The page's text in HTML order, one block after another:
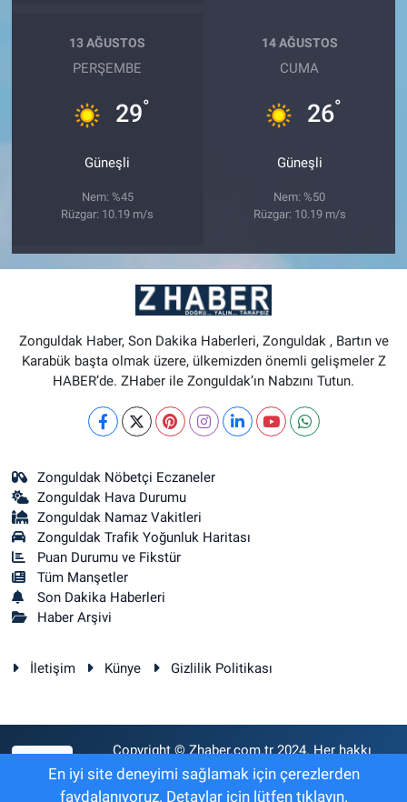
13 AĞUSTOS
PERŞEMBE
29°
Güneşli
Nem: %45
Rüzgar: 10.19 m/s
14 AĞUSTOS
CUMA
26°
Güneşli
Nem: %50
Rüzgar: 10.19 m/s
Zonguldak Haber, Son Dakika Haberleri, Zonguldak , Bartın ve
Karabük başta olmak üzere, ülkemizden önemli gelişmeler Z
HABER’de. ZHaber ile Zonguldak’ın Nabzını Tutun.
Zonguldak Nöbetçi Eczaneler
Zonguldak Hava Durumu
Zonguldak Namaz Vakitleri
Zonguldak Trafik Yoğunluk Haritası
Puan Durumu ve Fikstür
Tüm Manşetler
Son Dakika Haberleri
Haber Arşivi
İletişim Künye Gizlilik Politikası
Copyright © Zhaber.com.tr 2024. Her hakkı
saklıdır.
En iyi site deneyimi sağlamak için çerezlerden
faydalanıyoruz. Detaylar için lütfen tıklayın.